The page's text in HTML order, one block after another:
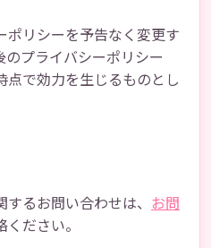
ポリシーを予告なく変更す
プライバシーポリシー
で効力を生じるものとし
るお問い合わせは、 お問
ださい。